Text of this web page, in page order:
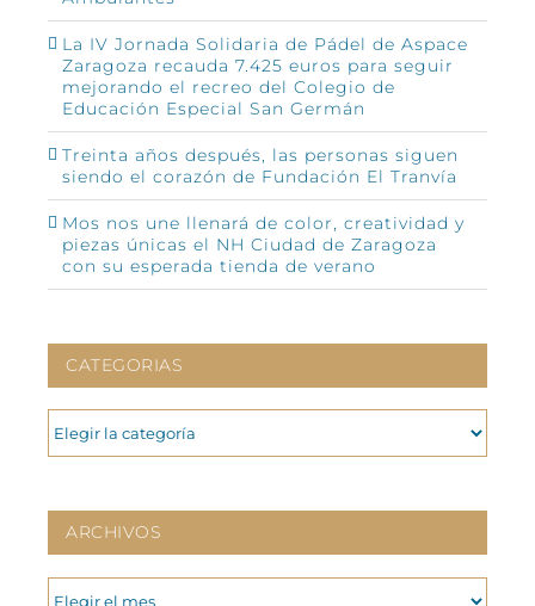
La IV Jornada Solidaria de Pádel de Aspace
Zaragoza recauda 7.425 euros para seguir
mejorando el recreo del Colegio de
Educación Especial San Germán
Treinta años después, las personas siguen
siendo el corazón de Fundación El Tranvía
Mos nos une llenará de color, creatividad y
piezas únicas el NH Ciudad de Zaragoza
con su esperada tienda de verano
CATEGORIAS
CATEGORIAS
ARCHIVOS
ARCHIVOS